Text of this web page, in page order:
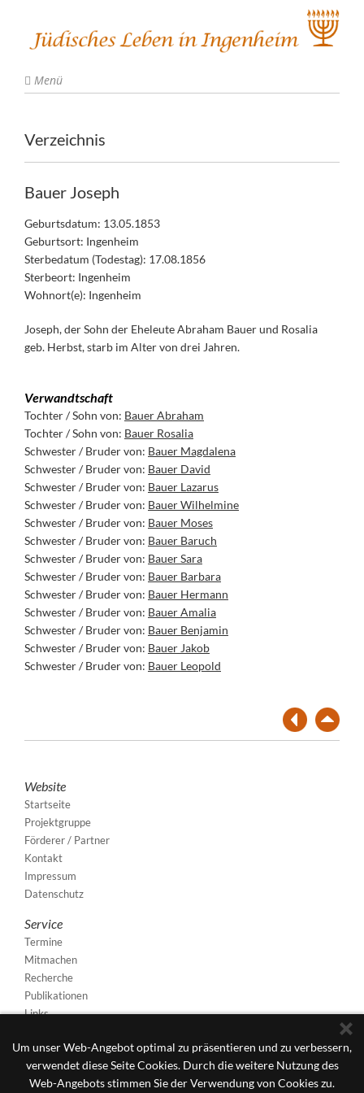
Um unser Web-Angebot optimal zu präsentieren und zu verbessern,
verwendet diese Seite Cookies. Durch die weitere Nutzung des
Web-Angebots stimmen Sie der Verwendung von Cookies zu.
Menü
Verzeichnis
Bauer Joseph
Geburtsdatum: 13.05.1853
Geburtsort: Ingenheim
Sterbedatum (Todestag): 17.08.1856
Sterbeort: Ingenheim
Wohnort(e): Ingenheim
Joseph, der Sohn der Eheleute Abraham Bauer und Rosalia
geb. Herbst, starb im Alter von drei Jahren.
Verwandtschaft
Tochter / Sohn von: Bauer Abraham
Tochter / Sohn von: Bauer Rosalia
Schwester / Bruder von: Bauer Magdalena
Schwester / Bruder von: Bauer David
Schwester / Bruder von: Bauer Lazarus
Schwester / Bruder von: Bauer Wilhelmine
Schwester / Bruder von: Bauer Moses
Schwester / Bruder von: Bauer Baruch
Schwester / Bruder von: Bauer Sara
Schwester / Bruder von: Bauer Barbara
Schwester / Bruder von: Bauer Hermann
Schwester / Bruder von: Bauer Amalia
Schwester / Bruder von: Bauer Benjamin
Schwester / Bruder von: Bauer Jakob
Schwester / Bruder von: Bauer Leopold
Website
Startseite
Projektgruppe
Förderer / Partner
Kontakt
Impressum
Datenschutz
Service
Termine
Mitmachen
Recherche
Publikationen
Links